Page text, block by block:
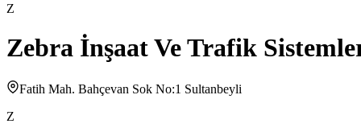
Z
Zebra İnşaat Ve Trafik
Fatih Mah. Bahçevan Sok No:1 Sultanbeyli
Z